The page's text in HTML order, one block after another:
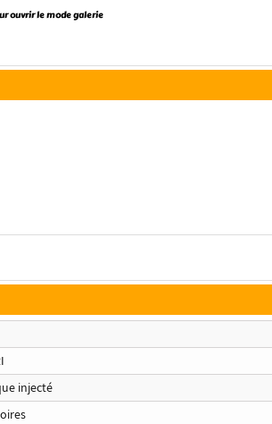
ouvrir le mode galerie
injecté